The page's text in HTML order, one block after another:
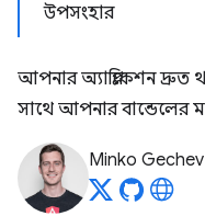
উপসংহার
আপনার অ্যাপ্লিকেশন দ্রুত
সাথে আপনার বান্ডেলের
Minko Gechev